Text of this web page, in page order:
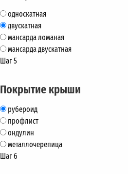
односкатная
двускатная
мансарда ломаная
мансарда двускатная
Шаг 5
Покрытие крыши
рубероид
профлист
ондулин
металлочерепица
Шаг 6